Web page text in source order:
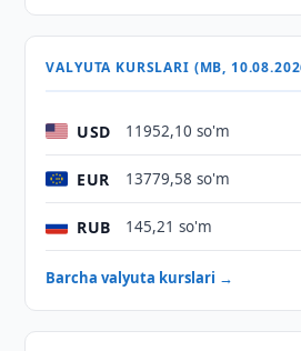
VALYUTA KURSLARI (MB,
USD 11952,10 so'm
EUR 13779,58 so'm
RUB 145,21 so'm
Barcha valyuta kurslari →